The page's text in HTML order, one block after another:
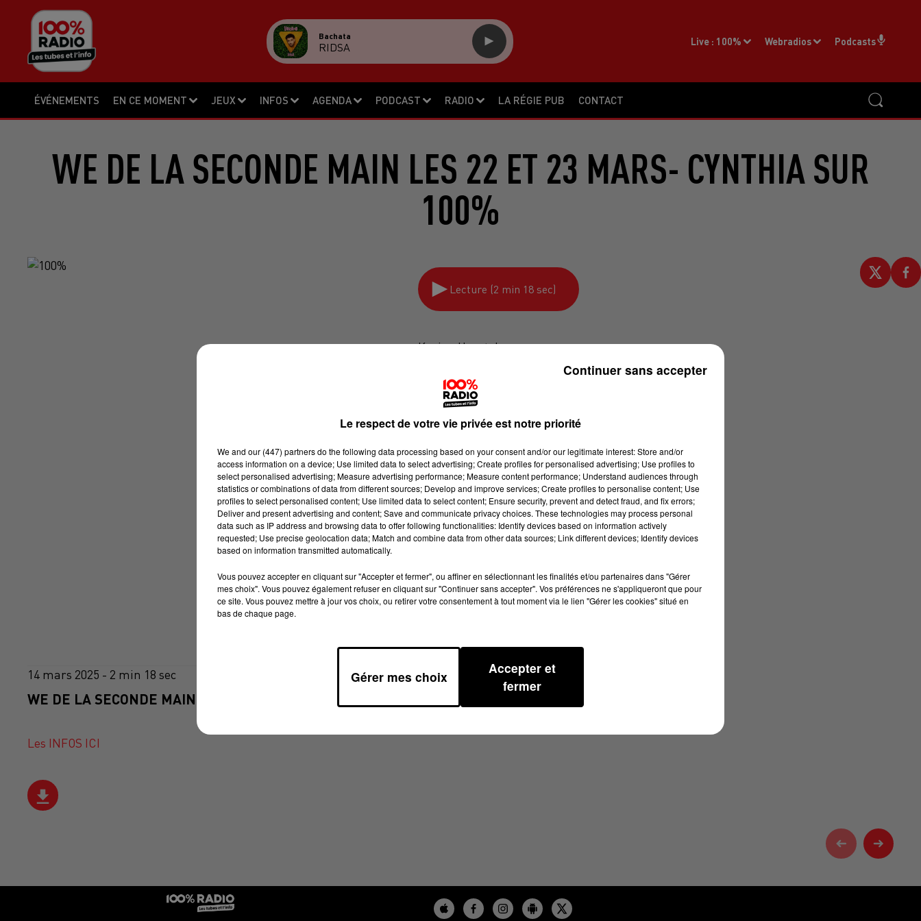
ÉVÉNEMENTS EN CE MOMENT JEUX INFOS AGENDA PODCAST RADIO LA RÉGIE PUB CONTACT
Live : 100% Webradios Podcasts
Bachata
RIDSA
WE DE LA SECONDE MAIN LES 22 ET 23 MARS- CYNTHIA SUR
100%
Lecture (2 min 18 sec)
Karine Hurstel
100% chez-vous dans la Haute-Garonne
14 mars 2025 - 2 min 18 sec
WE DE LA SECONDE MAIN LES 22 ET 23 MARS- CYNTHIA SUR 100%
Les INFOS ICI
Le respect de votre vie privée est notre priorité
We and our (447) partnersdo the following data processing based on your consent and/or our legitimate interest: Store and/or
access information on a device; Use limited data to select advertising; Create profiles for personalised advertising; Use profiles to
select personalised advertising; Measure advertising performance; Measure content performance; Understand audiences through
statistics or combinations of data from different sources; Develop and improve services; Create profiles to personalise content; Use
profiles to select personalised content; Use limited data to select content; Ensure security, prevent and detect fraud, and fix errors;
Deliver and present advertising and content; Save and communicate privacy choices. These technologies may process personal
data such as IP address and browsing data to offer following functionalities: Identify devices based on information actively
requested; Use precise geolocation data; Match and combine data from other data sources; Link different devices; Identify devices
based on information transmitted automatically.
Vous pouvez accepter en cliquant sur "Accepter et fermer", ou affiner en sélectionnant les finalités et/ou partenaires dans "Gérer
mes choix". Vous pouvez également refuser en cliquant sur "Continuer sans accepter". Vos préférences ne s'appliqueront que pour
ce site. Vous pouvez mettre à jour vos choix, ou retirer votre consentement à tout moment via le lien "Gérer les cookies" situé en
bas de chaque page.
Gérer mes choix
Accepter et
fermer
Continuer sans accepter